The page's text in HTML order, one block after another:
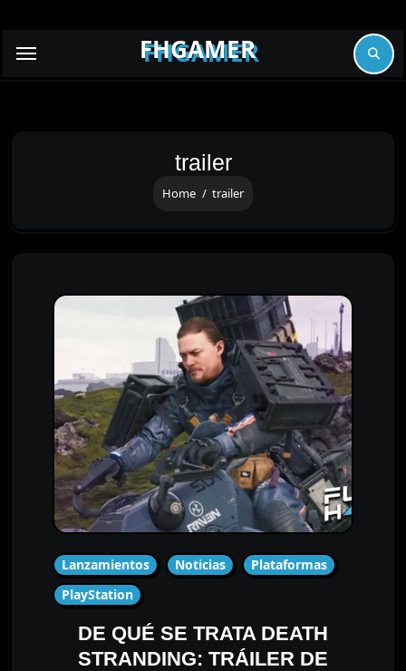
FHGAMER
trailer
Home trailer
Lanzamientos Noticias
Plataformas
PlayStation
DE QUÉ SE TRATA DEATH
STRANDING: TRÁILER DE